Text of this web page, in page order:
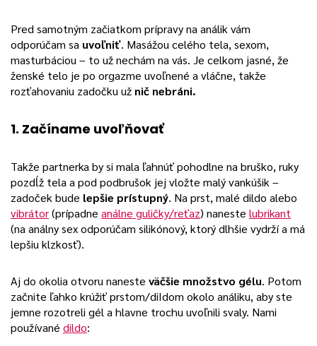
Pred samotným začiatkom prípravy na análik vám
odporúčam sa uvoľniť. Masážou celého tela, sexom,
masturbáciou – to už nechám na vás. Je celkom jasné, že
ženské telo je po orgazme uvoľnené a vláčne, takže
rozťahovaniu zadočku už nič nebráni.
1. Začíname uvoľňovať
Takže partnerka by si mala ľahnúť pohodlne na bruško, ruky
pozdĺž tela a pod podbrušok jej vložte malý vankúšik –
zadoček bude lepšie prístupný. Na prst, malé dildo alebo
vibrátor(prípadne análne guličky/reťaz) naneste lubrikant
(na análny sex odporúčam silikónový, ktorý dlhšie vydrží a má
lepšiu klzkosť).
Aj do okolia otvoru naneste väčšie množstvo gélu. Potom
začnite ľahko krúžiť prstom/diIdom okolo análiku, aby ste
jemne rozotreli gél a hlavne trochu uvoľnili svaly. Nami
používané dildo: